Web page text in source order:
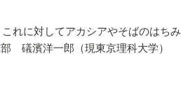
れに対してアカシアやそばのはちみ
礒濱洋一郎（現東京理科大学）